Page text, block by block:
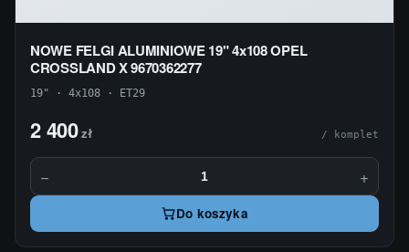
NOWE FELGI ALUMINIOWE 19" 4x108 OPEL
CROSSLAND X 9670362277
19" · 4x108 · ET29
2 400zł / komplet
− +
Do koszyka